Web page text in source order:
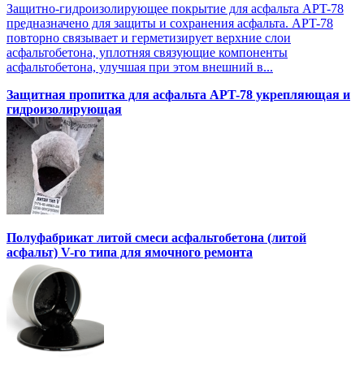
Защитно-гидроизолирующее покрытие для асфальта APT-78
предназначено для защиты и сохранения асфальта. APT-78
повторно связывает и герметизирует верхние слои
асфальтобетона, уплотняя связующие компоненты
асфальтобетона, улучшая при этом внешний в...
Защитная пропитка для асфальта APT-78 укрепляющая и
гидроизолирующая
Полуфабрикат литой смеси асфальтобетона (литой
асфальт) V-го типа для ямочного ремонта